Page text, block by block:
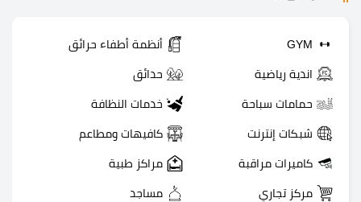
GYM أنظمة أطفاء حرائق
اندية رياضية حدائق
حمامات سباحة خدمات النظافة
شبكات إنترنت كافيهات ومطاعم
كاميرات مراقبة مراكز طبية
مركز تجاري مساجد